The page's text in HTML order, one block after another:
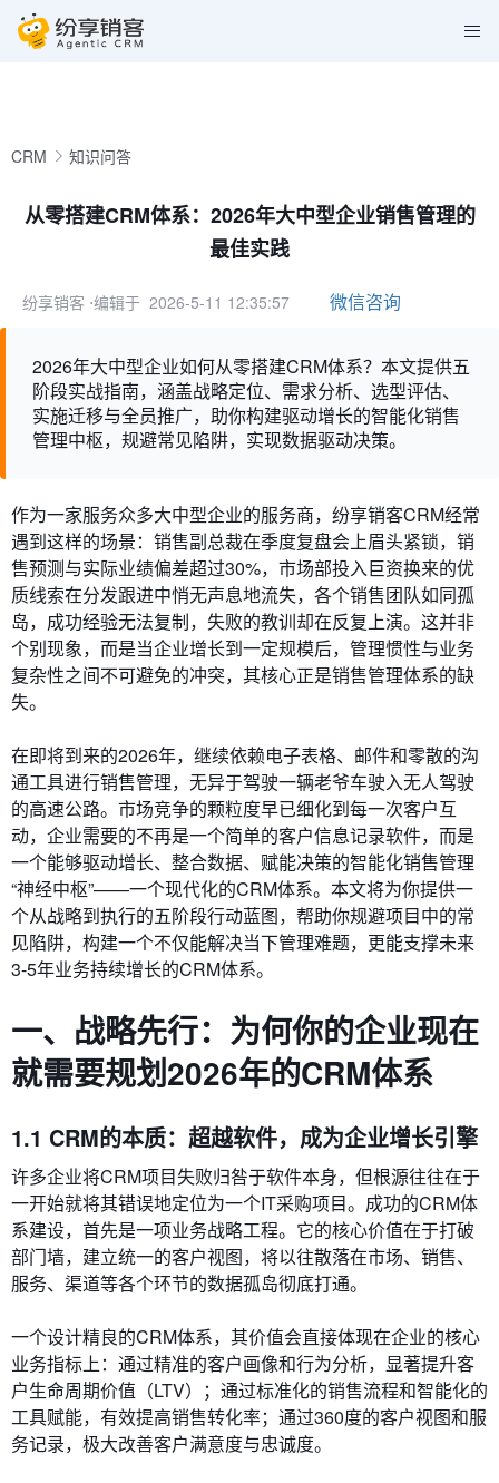
CRM 知识问答
从零搭建CRM体系：2026年大中型企业销售管理的
最佳实践
纷享销客 ⋅编辑于 2026-5-11 12:35:57 微信咨询
2026年大中型企业如何从零搭建CRM体系？本文提供五
阶段实战指南，涵盖战略定位、需求分析、选型评估、
实施迁移与全员推广，助你构建驱动增长的智能化销售
管理中枢，规避常见陷阱，实现数据驱动决策。
作为一家服务众多大中型企业的服务商，纷享销客CRM经常
遇到这样的场景：销售副总裁在季度复盘会上眉头紧锁，销
售预测与实际业绩偏差超过30%，市场部投入巨资换来的优
质线索在分发跟进中悄无声息地流失，各个销售团队如同孤
岛，成功经验无法复制，失败的教训却在反复上演。这并非
个别现象，而是当企业增长到一定规模后，管理惯性与业务
复杂性之间不可避免的冲突，其核心正是销售管理体系的缺
失。
在即将到来的2026年，继续依赖电子表格、邮件和零散的沟
通工具进行销售管理，无异于驾驶一辆老爷车驶入无人驾驶
的高速公路。市场竞争的颗粒度早已细化到每一次客户互
动，企业需要的不再是一个简单的客户信息记录软件，而是
一个能够驱动增长、整合数据、赋能决策的智能化销售管理
“神经中枢”——一个现代化的CRM体系。本文将为你提供一
个从战略到执行的五阶段行动蓝图，帮助你规避项目中的常
见陷阱，构建一个不仅能解决当下管理难题，更能支撑未来
3-5年业务持续增长的CRM体系。
一、战略先行：为何你的企业现在
就需要规划2026年的CRM体系
1.1 CRM的本质：超越软件，成为企业增长引擎
许多企业将CRM项目失败归咎于软件本身，但根源往往在于
一开始就将其错误地定位为一个IT采购项目。成功的CRM体
系建设，首先是一项业务战略工程。它的核心价值在于打破
部门墙，建立统一的客户视图，将以往散落在市场、销售、
服务、渠道等各个环节的数据孤岛彻底打通。
一个设计精良的CRM体系，其价值会直接体现在企业的核心
业务指标上：通过精准的客户画像和行为分析，显著提升客
户生命周期价值（LTV）；通过标准化的销售流程和智能化的
工具赋能，有效提高销售转化率；通过360度的客户视图和服
务记录，极大改善客户满意度与忠诚度。